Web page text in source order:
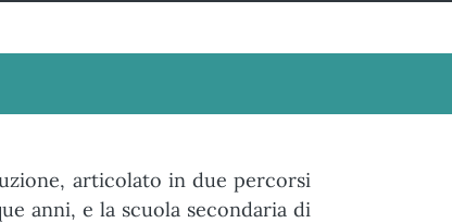
articolato in due percorsi
anni, e la scuola secondaria di